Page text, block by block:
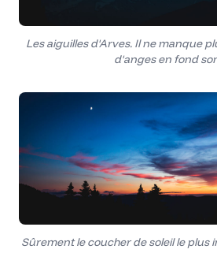
Les aiguilles d'Arves. Il ne manque
d'anges en fond
Sûrement le coucher de soleil le plus